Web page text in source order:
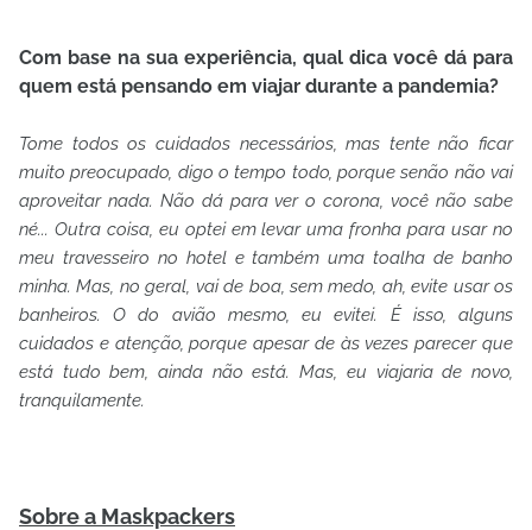
Com base na sua experiência, qual dica você dá para
quem está pensando em viajar durante a pandemia?
Tome todos os cuidados necessários, mas tente não ficar
muito preocupado, digo o tempo todo, porque senão não vai
aproveitar nada. Não dá para ver o corona, você não sabe
né... Outra coisa, eu optei em levar uma fronha para usar no
meu travesseiro no hotel e também uma toalha de banho
minha. Mas, no geral, vai de boa, sem medo, ah, evite usar os
banheiros. O do avião mesmo, eu evitei. É isso, alguns
cuidados e atenção, porque apesar de às vezes parecer que
está tudo bem, ainda não está. Mas, eu viajaria de novo,
tranquilamente.
Sobre a Maskpackers